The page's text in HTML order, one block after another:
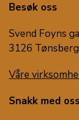
Besøk oss
Svend Foyns
3126 Tønsberg
Våre
Snakk med oss